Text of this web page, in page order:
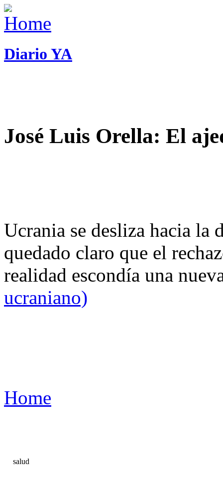
Diario YA
José Luis Orella: El
Ucrania se desliza hacia
quedado claro que el
realidad escondía una
ucraniano)
Home
salud